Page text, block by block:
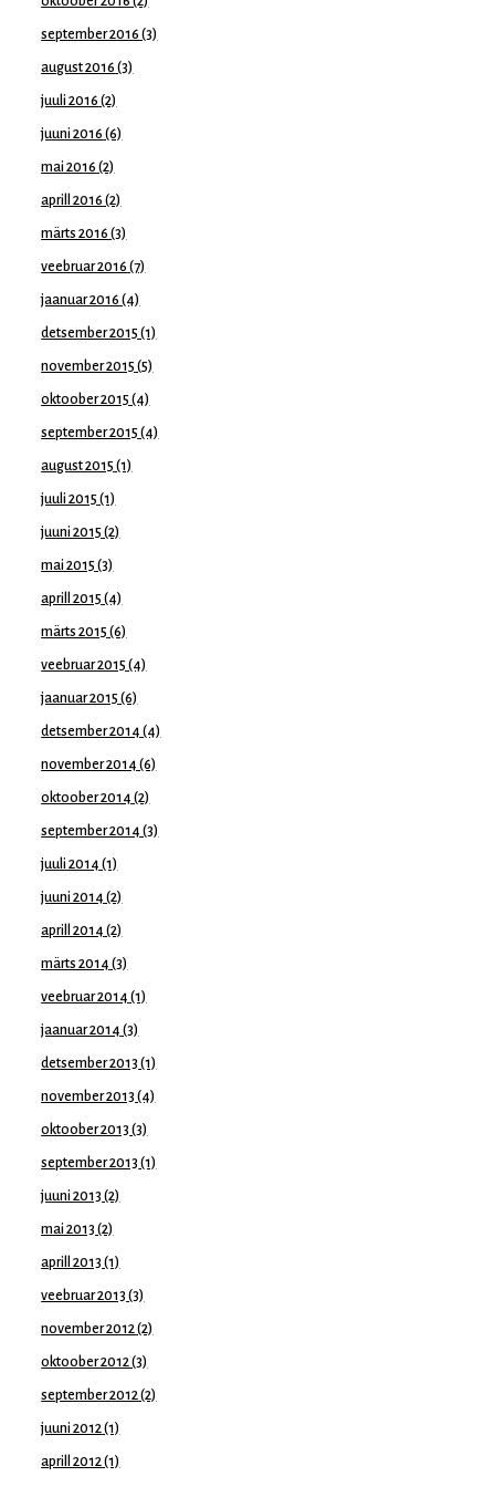
september 2016 (3)
august 2016 (3)
juuli 2016 (2)
juuni 2016 (6)
mai 2016 (2)
aprill 2016 (2)
märts 2016 (3)
veebruar 2016 (7)
jaanuar 2016 (4)
detsember 2015 (1)
november 2015 (5)
oktoober 2015 (4)
september 2015 (4)
august 2015 (1)
juuli 2015 (1)
juuni 2015 (2)
mai 2015 (3)
aprill 2015 (4)
märts 2015 (6)
veebruar 2015 (4)
jaanuar 2015 (6)
detsember 2014 (4)
november 2014 (6)
oktoober 2014 (2)
september 2014 (3)
juuli 2014 (1)
juuni 2014 (2)
aprill 2014 (2)
märts 2014 (3)
veebruar 2014 (1)
jaanuar 2014 (3)
detsember 2013 (1)
november 2013 (4)
oktoober 2013 (3)
september 2013 (1)
juuni 2013 (2)
mai 2013 (2)
aprill 2013 (1)
veebruar 2013 (3)
november 2012(2)
oktoober 2012(3)
september 2012(2)
juuni 2012(1)
aprill 2012(1)